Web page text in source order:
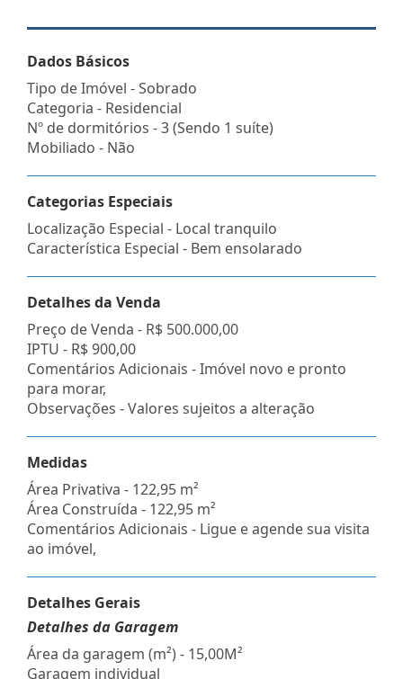
Dados Básicos
Tipo de Imóvel - Sobrado
Categoria - Residencial
Nº de dormitórios - 3 (Sendo 1 suíte)
Mobiliado - Não
Categorias Especiais
Localização Especial - Local tranquilo
Característica Especial - Bem ensolarado
Detalhes da Venda
Preço de Venda - R$ 500.000,00
IPTU - R$ 900,00
Comentários Adicionais - Imóvel novo e pronto
para morar,
Observações - Valores sujeitos a alteração
Medidas
Área Privativa - 122,95 m²
Área Construída - 122,95 m²
Comentários Adicionais - Ligue e agende sua visita
ao imóvel,
Detalhes Gerais
Detalhes da Garagem
Área da garagem (m²) - 15,00M²
Garagem individual